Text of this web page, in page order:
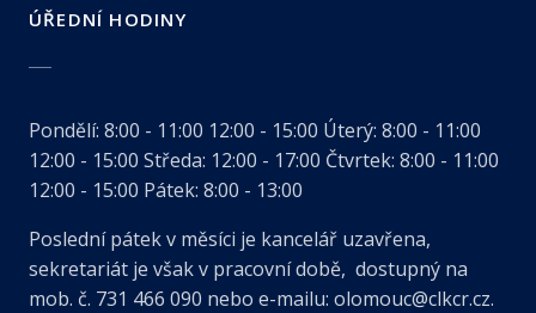
ÚŘEDNÍ HODINY
Pondělí: 8:00 - 11:00 12:00 - 15:00 Úterý: 8:00 - 11:00
12:00 - 15:00 Středa: 12:00 - 17:00 Čtvrtek: 8:00 - 11:00
12:00 - 15:00 Pátek: 8:00 - 13:00
Poslední pátek v měsíci je kancelář uzavřena,
sekretariát je však v pracovní době, dostupný na
mob. č. 731 466 090 nebo e-mailu: olomouc@clkcr.cz.